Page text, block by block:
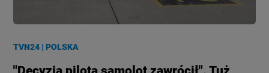
TVN24 |POLSKA